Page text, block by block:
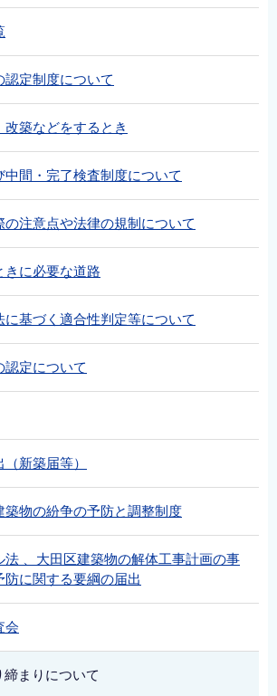
認定制度について
築などをするとき
中間・完了検査制度について
の注意点や法律の規制について
きに必要な道路
に基づく適合性判定等について
認定について
新築届等）
築物の紛争の予防と調整制度
法 、大田区建築物の解体工事計画の事
防に関する要綱の届出
会
まりについて